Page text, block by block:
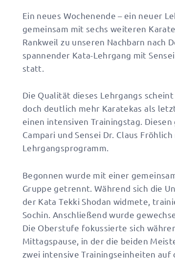
Ein neues Wochenende – ein neuer
gemeinsam mit sechs weiteren
Rankweil zu unseren Nachbarn nach
spannender Kata-Lehrgang mit
statt.
Die Qualität dieses Lehrgangs
doch deutlich mehr Karatekas als
einen intensiven Trainingstag.
Campari und Sensei Dr. Claus
Lehrgangsprogramm.
Begonnen wurde mit einer
Gruppe getrennt. Während sich die
der Kata Tekki Shodan widmete,
Sochin. Anschließend wurde
Die Oberstufe fokussierte sich
Mittagspause, in der die beiden
zwei intensive Trainingseinheiten auf